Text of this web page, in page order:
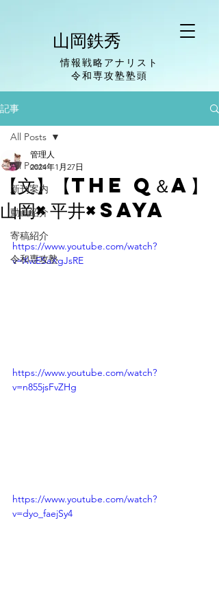
山岡鉄秀
情報戦略アナリスト
​令和専攻塾塾頭
記事
All Posts
新刊案内
動画紹介
寄稿紹介
令和専攻塾
All Posts
【文】【The Q＆A】
山岡×平井×Saya
管理人
2024年1月27日
https://www.youtube.com/watch?
v=XwESaXgJsRE
https://www.youtube.com/watch?
v=n855jsFvZHg
https://www.youtube.com/watch?
v=dyo_faejSy4